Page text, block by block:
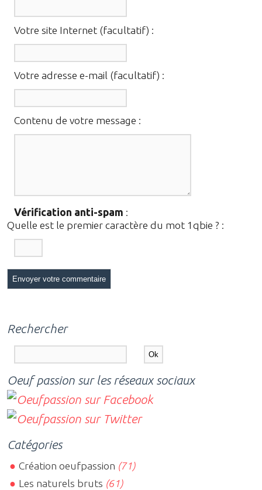
Votre site Internet (facultatif) :
Votre adresse e-mail (facultatif) :
Contenu de votre message :
Vérification anti-spam :
Quelle est le premier caractère du mot 1qbie ? :
Rechercher
Oeuf passion sur les réseaux sociaux
Catégories
Création oeufpassion (71)
Les naturels bruts (61)